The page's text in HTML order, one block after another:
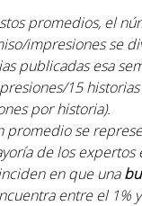
promedios, el
impresiones se
publicadas esa
15
por historia).
promedio se
de los expertos
en que una
entre el 1%